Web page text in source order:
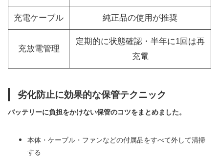
充電ケーブル 純正品の使用が推奨
充放電管理
定期的に状態確認・半年に1回は再
充電
劣化防止に効果的な保管テクニック
バッテリーに負担をかけない保管のコツをまとめました。
本体・ケーブル・ファンなどの付属品をすべて外して清掃
する